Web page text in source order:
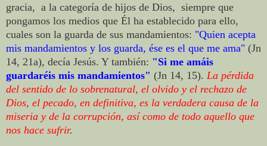
gracia, a la categoría de hijos de Dios, siempre que
pongamos los medios que Él ha establecido para ello,
cuales son la guarda de sus mandamientos: "Quien acepta
mis mandamientos y los guarda, ése es el que me ama" (Jn
14, 21a), decía Jesús. Y también: "Si me amáis
guardaréis mis mandamientos" (Jn 14, 15). La pérdida
del sentido de lo sobrenatural, el olvido y el rechazo de
Dios, el pecado, en definitiva, es la verdadera causa de la
miseria y de la corrupción, así como de todo aquello que
nos hace sufrir.